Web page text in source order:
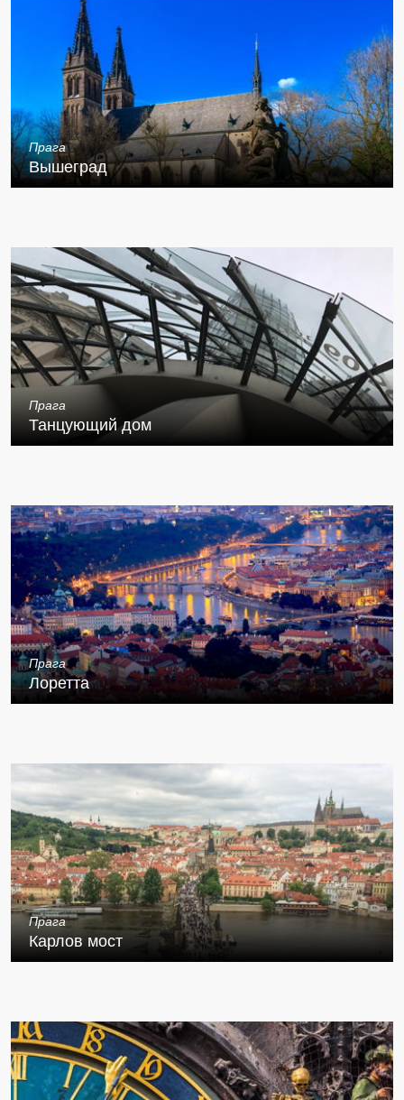
Прага
Вышеград
Прага
Танцующий дом
Прага
Лоретта
Прага
Карлов мост